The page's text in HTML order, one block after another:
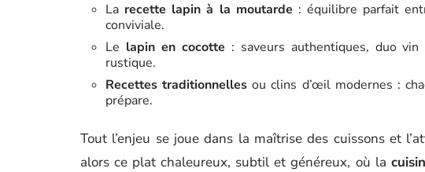
La recette lapin à la moutarde : équilibre parfait
conviviale.
Le lapin en cocotte : saveurs authentiques, duo
rustique.
Recettes traditionnelles ou clins d’œil modernes :
prépare.
Tout l’enjeu se joue dans la maîtrise des cuissons et
alors ce plat chaleureux, subtil et généreux, où la